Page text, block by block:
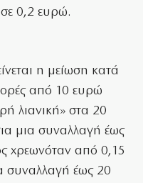
σε 0,2 ευρώ.
η μείωση κατά
από 10 ευρώ
λιανική» στα 20
μια συναλλαγή έως
χρεωνόταν από 0,15
συναλλαγή έως 20